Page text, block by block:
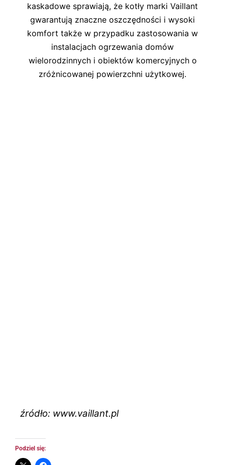
kaskadowe sprawiają, że kotły marki Vaillant
gwarantują znaczne oszczędności i wysoki
komfort także w przypadku zastosowania w
instalacjach ogrzewania domów
wielorodzinnych i obiektów komercyjnych o
zróżnicowanej powierzchni użytkowej.
źródło: www.vaillant.pl
Podziel się: